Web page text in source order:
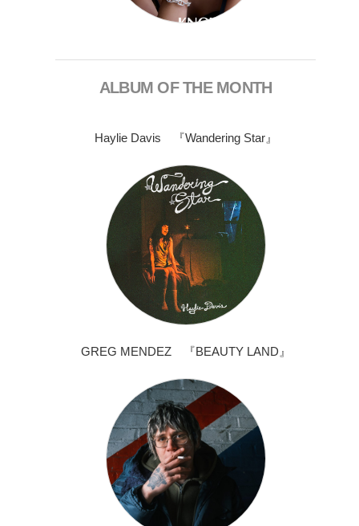
ALBUM OF THE MONTH
Haylie Davis 『Wandering Star』
GREG MENDEZ 『BEAUTY LAND』